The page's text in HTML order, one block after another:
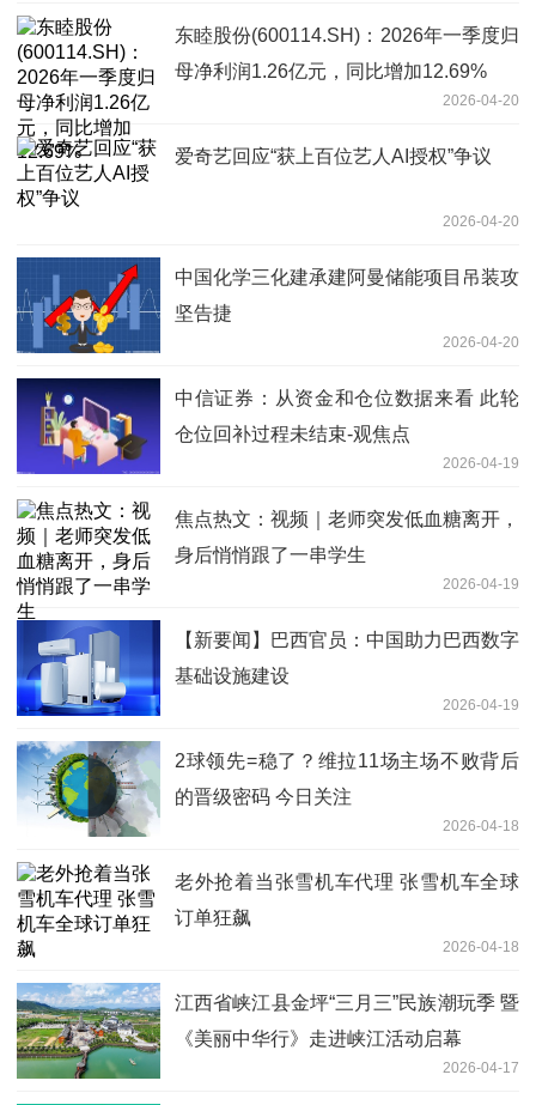
东睦股份(600114.SH)：2026年一季度归
母净利润1.26亿元，同比增加12.69%
2026-04-20
爱奇艺回应“获上百位艺人AI授权”争议
2026-04-20
中国化学三化建承建阿曼储能项目吊装攻
坚告捷
2026-04-20
中信证券：从资金和仓位数据来看 此轮
仓位回补过程未结束-观焦点
2026-04-19
焦点热文：视频｜老师突发低血糖离开，
身后悄悄跟了一串学生
2026-04-19
【新要闻】巴西官员：中国助力巴西数字
基础设施建设
2026-04-19
2球领先=稳了？维拉11场主场不败背后
的晋级密码 今日关注
2026-04-18
老外抢着当张雪机车代理 张雪机车全球
订单狂飙
2026-04-18
江西省峡江县金坪“三月三”民族潮玩季 暨
《美丽中华行》走进峡江活动启幕
2026-04-17